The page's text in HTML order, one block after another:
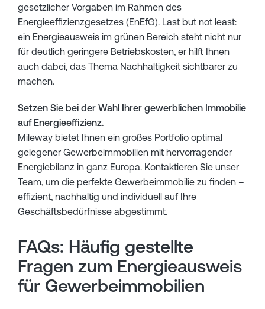
gesetzlicher Vorgaben im Rahmen des
Energieeffizienzgesetzes (EnEfG). Last but not least:
ein Energieausweis im grünen Bereich steht nicht nur
für deutlich geringere Betriebskosten, er hilft Ihnen
auch dabei, das Thema Nachhaltigkeit sichtbarer zu
machen.
Setzen Sie bei der Wahl Ihrer gewerblichen Immobilie
auf Energieeffizienz.
Mileway bietet Ihnen ein großes Portfolio optimal
gelegener Gewerbeimmobilien mit hervorragender
Energiebilanz in ganz Europa. Kontaktieren Sie unser
Team, um die perfekte Gewerbeimmobilie zu finden –
effizient, nachhaltig und individuell auf Ihre
Geschäftsbedürfnisse abgestimmt.
FAQs: Häufig gestellte
Fragen zum Energieausweis
für Gewerbeimmobilien